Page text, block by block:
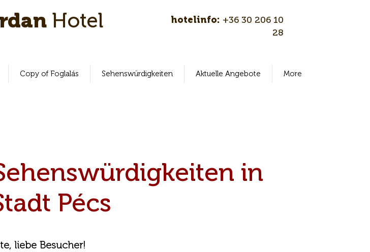
Hotel hotelinfo: +36 30 206 10
28
Copy of Foglalás Sehenswürdigkeiten Aktuelle Angebote More
in
Pécs
liebe Besucher!